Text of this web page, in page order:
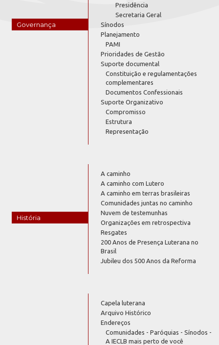
Governança
Presidência
Secretaria Geral
Sínodos
Planejamento
PAMI
Prioridades de Gestão
Suporte documental
Constituição e regulamentações
complementares
Documentos Confessionais
Suporte Organizativo
Compromisso
Estrutura
Representação
História
A caminho
A caminho com Lutero
A caminho em terras brasileiras
Comunidades juntas no caminho
Nuvem de testemunhas
Organizações em retrospectiva
Resgates
200 Anos de Presença Luterana no
Brasil
Jubileu dos 500 Anos da Reforma
Capela luterana
Arquivo Histórico
Endereços
Comunidades - Paróquias - Sínodos -
A IECLB mais perto de você